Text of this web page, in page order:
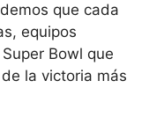
que cada
equipos
Bowl que
la victoria más